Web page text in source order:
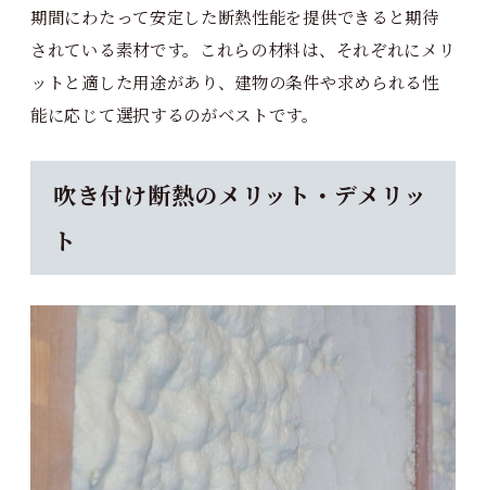
期間にわたって安定した断熱性能を提供できると期待
されている素材です。これらの材料は、それぞれにメリ
ットと適した用途があり、建物の条件や求められる性
能に応じて選択するのがベストです。
吹き付け断熱のメリット・デメリッ
ト